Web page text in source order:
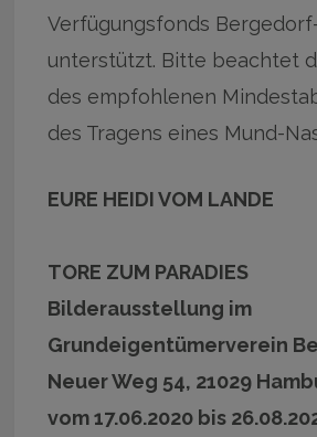
Verfügungsfonds
unterstützt. Bitte beachtet
des empfohlenen
des Tragens eines Mund-
EURE HEIDI VOM LANDE
TORE ZUM PARADIES
Bilderausstellung im
Grundeigentümerverein
Neuer Weg 54, 21029
vom 17.06.2020 bis